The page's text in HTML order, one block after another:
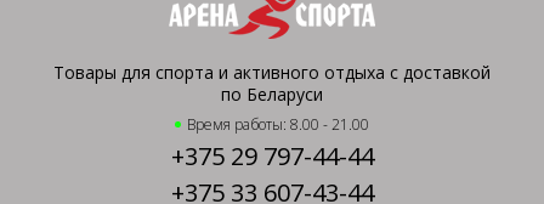
Товары для спорта и активного отдыха с доставкой
по Беларуси
Время работы: 8.00 - 21.00
+375 29 797-44-44
+375 33 607-43-44